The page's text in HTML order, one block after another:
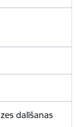
dalīšanas